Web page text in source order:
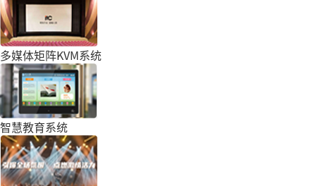
多媒体矩阵KVM系统
智慧教育系统